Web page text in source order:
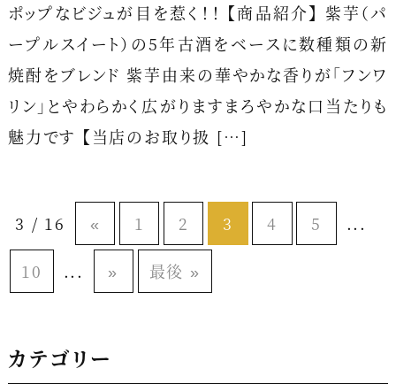
ポップなビジュが目を惹く！！ 【商品紹介】 紫芋（パ
ープルスイート）の5年古酒をベースに数種類の新
焼酎をブレンド 紫芋由来の華やかな香りが「フンワ
リン」とやわらかく広がりますまろやかな口当たりも
魅力です 【当店のお取り扱 […]
3 / 16 « 1 2 3 4 5 ...
10 ... » 最後 »
カテゴリー